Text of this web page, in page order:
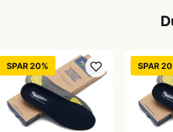
SPAR 20% SPAR